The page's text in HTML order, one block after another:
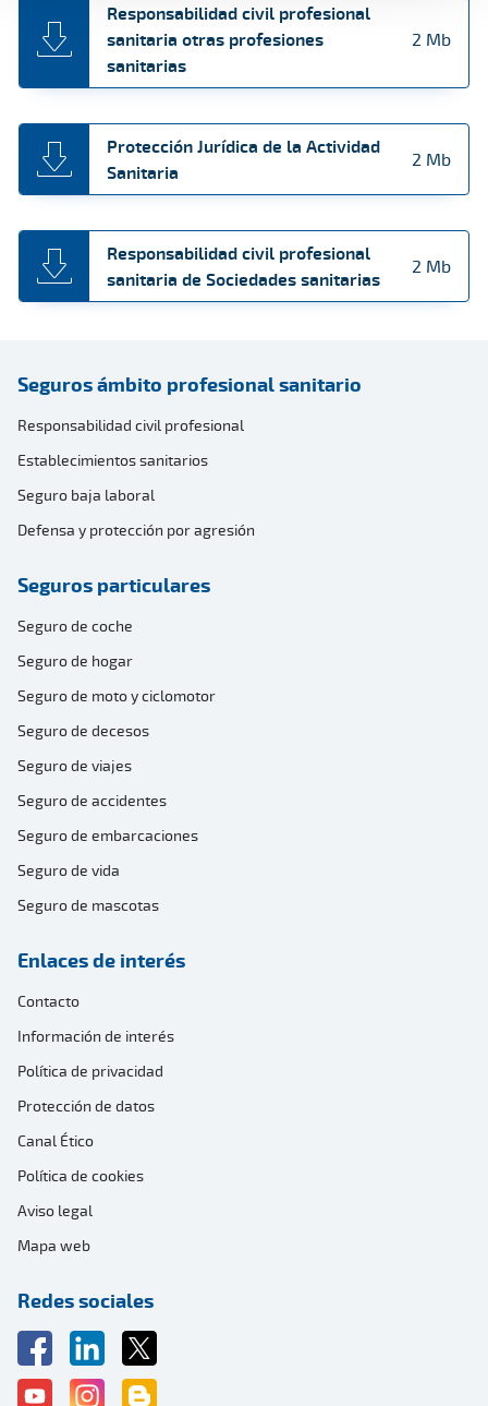
Responsabilidad civil profesional
sanitaria otras profesiones
sanitarias
2 Mb
Protección Jurídica de la Actividad
Sanitaria
2 Mb
Responsabilidad civil profesional
sanitaria de Sociedades sanitarias
2 Mb
Seguros ámbito profesional sanitario
Responsabilidad civil profesional
Establecimientos sanitarios
Seguro baja laboral
Defensa y protección por agresión
Seguros particulares
Seguro de coche
Seguro de hogar
Seguro de moto y ciclomotor
Seguro de decesos
Seguro de viajes
Seguro de accidentes
Seguro de embarcaciones
Seguro de vida
Seguro de mascotas
Enlaces de interés
Contacto
Información de interés
Política de privacidad
Protección de datos
Canal Ético
Política de cookies
Aviso legal
Mapa web
Redes sociales